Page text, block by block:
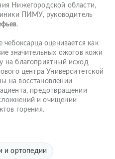
Нижегородской области,
ПИМУ, руководитель
.
оценивается как
значительных ожогов кожи
на благоприятный исход
центра Университетской
на восстановлении
предотвращении
и очищении
горения.
и ортопедии